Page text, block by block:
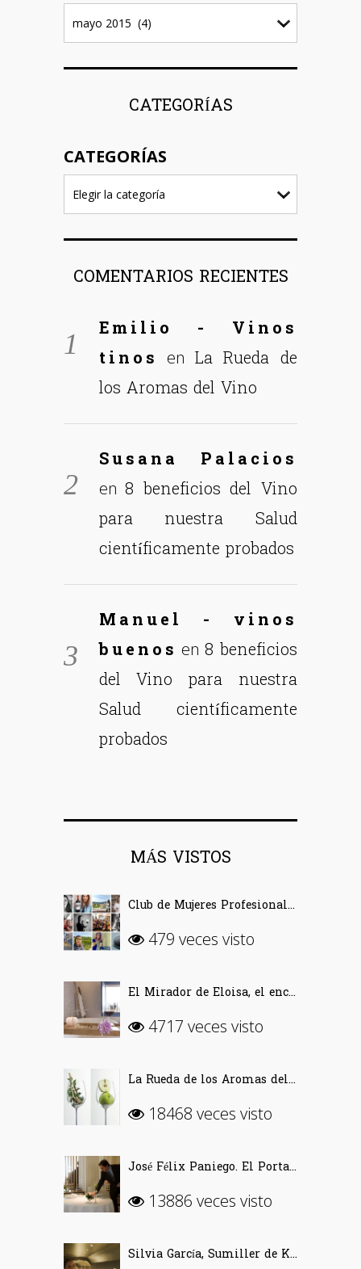
CATEGORÍAS
CATEGORÍAS
COMENTARIOS RECIENTES
Emilio - Vinos
tinos
en La Rueda de
los Aromas del Vino
Susana Palacios
en8 beneficios del Vino
para nuestra Salud
científicamente probados
Manuel - vinos
buenos en8 beneficios
del Vino para nuestra
Salud científicamente
probados
MÁS VISTOS
Club de Mujeres Profesionales del Vino (CMPV)
479 veces visto
El Mirador de Eloisa, el encanto de una casa labriega en Rodezno-La Rioja
4717 veces visto
La Rueda de los Aromas del Vino
18468 veces visto
José Félix Paniego. El Portal del Echaurren. «Ofrecer Vino desde la emoción»
13886 veces visto
Silvia García, Sumiller de Kabuki Wellington (Madrid)